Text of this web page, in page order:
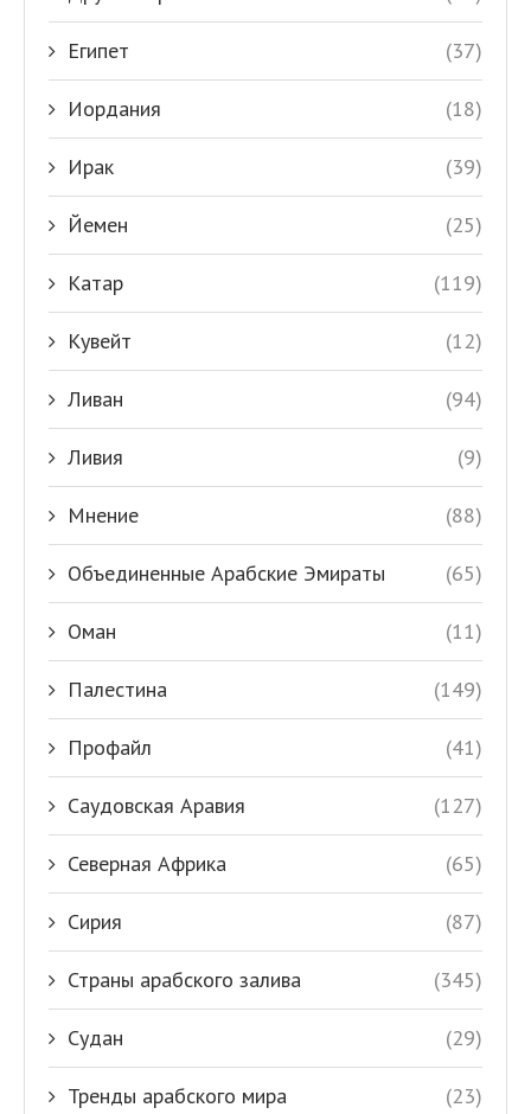
Египет (37)
Иордания (18)
Ирак (39)
Йемен (25)
Катар (119)
Кувейт (12)
Ливан (94)
Ливия (9)
Мнение (88)
Объединенные Арабские Эмираты (65)
Оман (11)
Палестина (149)
Профайл (41)
Саудовская Аравия (127)
Северная Африка (65)
Сирия (87)
Страны арабского залива (345)
Судан (29)
Тренды арабского мира (23)